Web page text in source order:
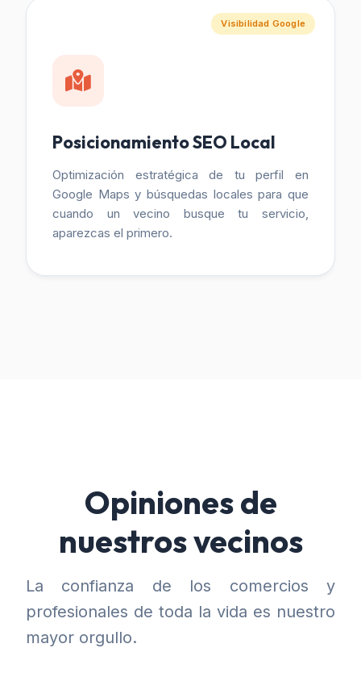
Visibilidad Google
Posicionamiento SEO Local
Optimización estratégica de tu perfil en
Google Maps y búsquedas locales para que
cuando un vecino busque tu servicio,
aparezcas el primero.
Opiniones de
nuestros vecinos
La confianza de los comercios y
profesionales de toda la vida es nuestro
mayor orgullo.